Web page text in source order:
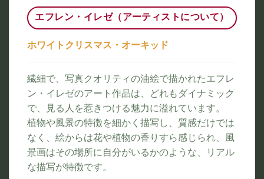
エフレン・イレゼ（アーティストについて）
ホワイトクリスマス・オーキッド
繊細で、写真クオリティの油絵で描かれたエフレ
ン・イレゼのアート作品は、どれもダイナミック
で、見る人を惹きつける魅力に溢れています。
植物や風景の特徴を細かく描写し、質感だけでは
なく、絵からは花や植物の香りすら感じられ、風
景画はその場所に自分がいるかのような、リアル
な描写が特徴です。